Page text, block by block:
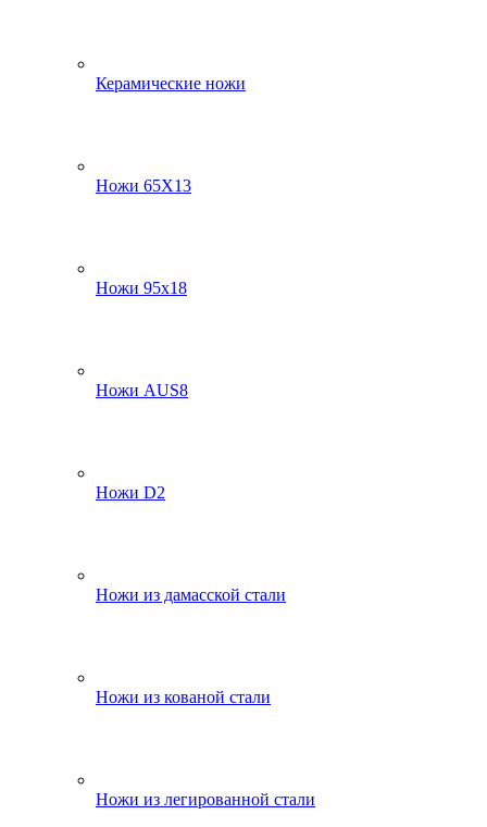
Керамические ножи
Ножи 65Х13
Ножи 95х18
Ножи AUS8
Ножи D2
Ножи из дамасской стали
Ножи из кованой стали
Ножи из легированной стали